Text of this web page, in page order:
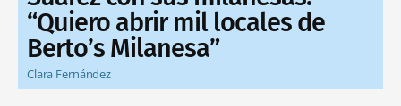
“Quiero abrir mil locales de
Berto’s Milanesa”
Clara Fernández